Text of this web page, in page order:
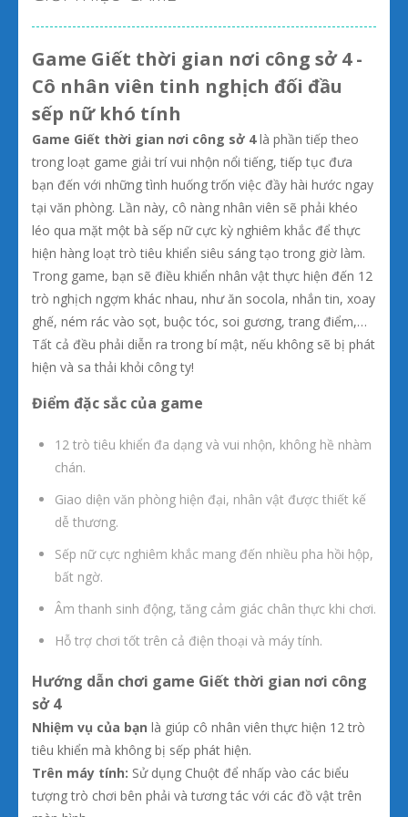
Game Giết thời gian nơi công sở 4 -
Cô nhân viên tinh nghịch đối đầu
sếp nữ khó tính
Game Giết thời gian nơi công sở 4là phần tiếp theo
trong loạt game giải trí vui nhộn nổi tiếng, tiếp tục đưa
bạn đến với những tình huống trốn việc đầy hài hước ngay
tại văn phòng. Lần này, cô nàng nhân viên sẽ phải khéo
léo qua mặt một bà sếp nữ cực kỳ nghiêm khắc để thực
hiện hàng loạt trò tiêu khiển siêu sáng tạo trong giờ làm.
Trong game, bạn sẽ điều khiển nhân vật thực hiện đến 12
trò nghịch ngợm khác nhau, như ăn socola, nhắn tin, xoay
ghế, ném rác vào sọt, buộc tóc, soi gương, trang điểm,…
Tất cả đều phải diễn ra trong bí mật, nếu không sẽ bị phát
hiện và sa thải khỏi công ty!
Điểm đặc sắc của game
12 trò tiêu khiển đa dạng và vui nhộn, không hề nhàm
chán.
Giao diện văn phòng hiện đại, nhân vật được thiết kế
dễ thương.
Sếp nữ cực nghiêm khắc mang đến nhiều pha hồi hộp,
bất ngờ.
Âm thanh sinh động, tăng cảm giác chân thực khi chơi.
Hỗ trợ chơi tốt trên cả điện thoại và máy tính.
Hướng dẫn chơi game Giết thời gian nơi công
sở 4
Nhiệm vụ của bạn là giúp cô nhân viên thực hiện 12 trò
tiêu khiển mà không bị sếp phát hiện.
Trên máy tính: Sử dụng Chuột để nhấp vào các biểu
tượng trò chơi bên phải và tương tác với các đồ vật trên